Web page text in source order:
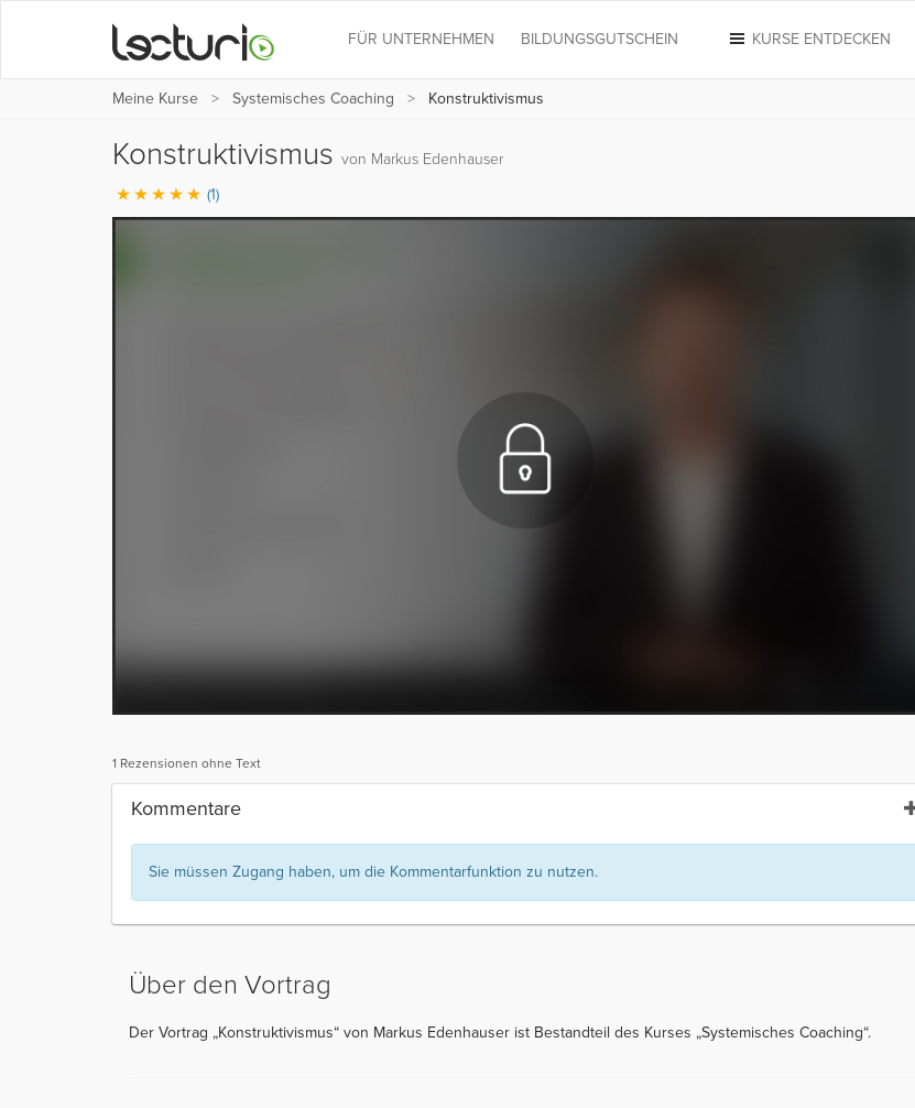
KURSE ENTDECKEN
FÜR UNTERNEHMEN BILDUNGSGUTSCHEIN
Meine Kurse Systemisches Coaching Konstruktivismus
Konstruktivismus von Markus Edenhauser
(1)
1 Rezensionen ohne Text
Kommentare
Sie müssen Zugang haben, um die Kommentarfunktion zu nutzen.
Über den Vortrag
Der Vortrag „Konstruktivismus“ von Markus Edenhauser ist Bestandteil des Kurses „Systemisches Coaching“.